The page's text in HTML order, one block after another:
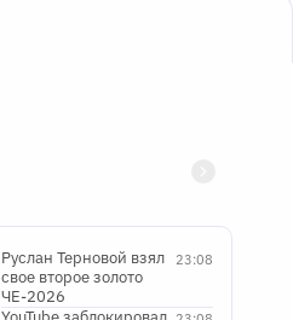
23:08
Руслан Терновой взял
свое второе золото
ЧЕ-2026